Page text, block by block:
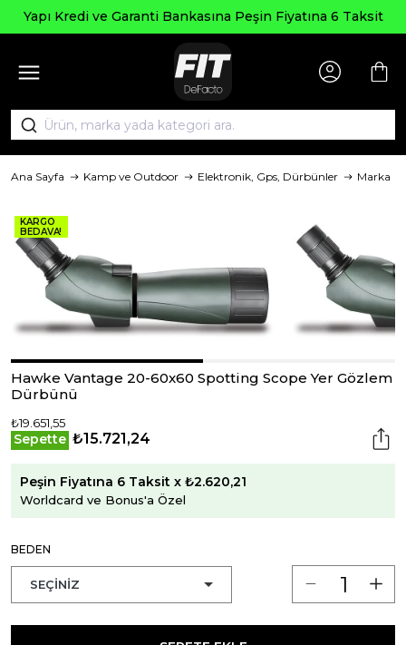
Yapı Kredi ve Garanti Bankasına Peşin Fiyatına 6 Taksit
Ana Sayfa Kamp ve Outdoor Elektronik, Gps, Dürbünler Marka
KARGO
BEDAVA!
Hawke Vantage 20-60x60 Spotting Scope Yer Gözlem
Dürbünü
₺19.651,55
Sepette ₺15.721,24
Peşin Fiyatına 6 Taksit x ₺2.620,21
Worldcard ve Bonus'a Özel
BEDEN